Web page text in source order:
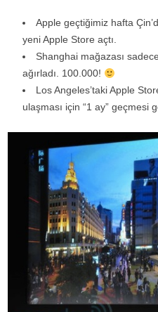
Apple geçtiğimiz hafta
yeni Apple Store açtı.
Shanghai mağazası
ağırladı. 100.000!
Los Angeles’taki Apple
ulaşması için “1 ay” geçmesi